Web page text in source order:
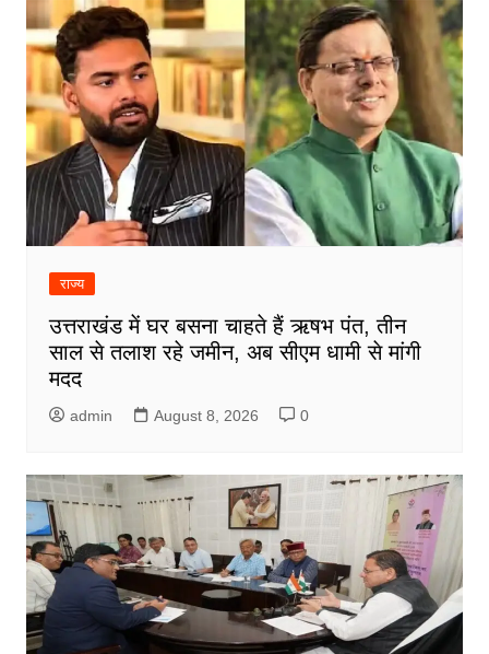
राज्य
उत्तराखंड में घर बसना चाहते हैं ऋषभ पंत, तीन
साल से तलाश रहे जमीन, अब सीएम धामी से मांगी
मदद
admin August 8, 2026 0